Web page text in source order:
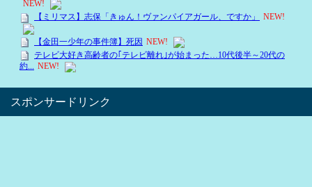
スポンサードリンク